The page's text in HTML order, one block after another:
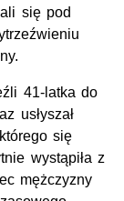
się pod
41-latka do
usłyszał
się
wystąpiła z
mężczyzny